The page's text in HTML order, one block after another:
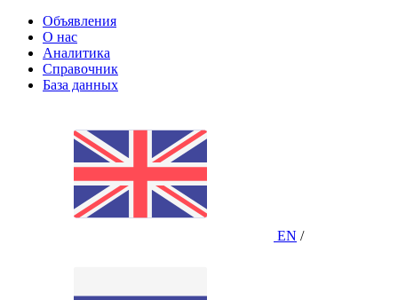
Объявления
О нас
Аналитика
Справочник
База данных
EN /